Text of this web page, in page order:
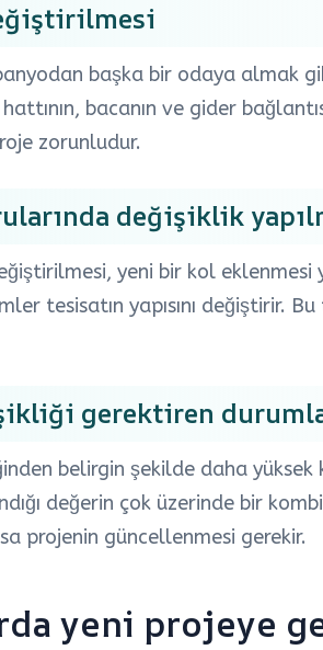
başka bir odaya almak
bacanın ve gider
zorunludur.
değişiklik
yeni bir kol
tesisatın yapısını değiştirir.
gerektiren
belirgin şekilde daha
değerin çok üzerinde bir
projenin güncellenmesi gerekir.
yeni projeye